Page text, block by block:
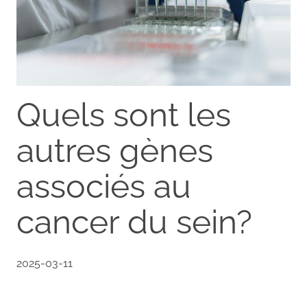
Quels sont les
autres gènes
associés au
cancer du sein?
2025-03-11